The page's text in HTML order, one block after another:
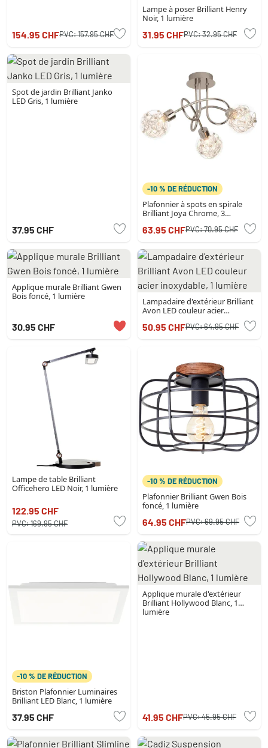
154.95 CHFPVC:157.95 CHF
Lampe à poser Brilliant Henry
Noir, 1 lumière
31.95 CHFPVC:32.95 CHF
Spot de jardin Brilliant Janko
LED Gris, 1 lumière
37.95 CHF
-10 % DE RÉDUCTION
Plafonnier à spots en spirale
Brilliant Joya Chrome, 3
63.95 CHFPVC:70.95 CHF
Applique murale Brilliant Gwen
Bois foncé, 1 lumière
30.95 CHF
Lampadaire d'extérieur Brilliant
Avon LED couleur acier
50.95 CHFPVC:64.95 CHF
Lampe de table Brilliant
Officehero LED Noir, 1 lumière
122.95 CHF
PVC:169.95 CHF
-10 % DE RÉDUCTION
Plafonnier Brilliant Gwen Bois
foncé, 1 lumière
64.95 CHFPVC:69.95 CHF
-10 % DE RÉDUCTION
Briston Plafonnier Luminaires
Brilliant LED Blanc, 1 lumière
37.95 CHF
Applique murale d'extérieur
Brilliant Hollywood Blanc, 1
lumière
41.95 CHFPVC:45.95 CHF